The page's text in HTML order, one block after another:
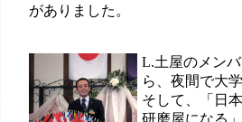
がありました。
L.土屋のメン
ら、夜間で大
そして、「日
研磨屋になる